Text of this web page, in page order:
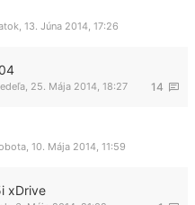
13. Júna 2014, 17:26
14
25. Mája 2014, 18:27
10. Mája 2014, 11:59
xDrive